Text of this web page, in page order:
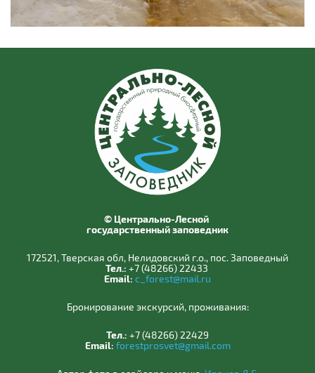
© Центрально-Лесной
государственный заповедник
172521, Тверская обл, Нелидовский г.о., пос. Заповедный
Тел.: +7 (48266) 22433
Email: c_forest@mail.ru
Бронирование экскурсий, проживания:
Тел.: +7 (48266) 22429
Email: forestprosvet@gmail.com